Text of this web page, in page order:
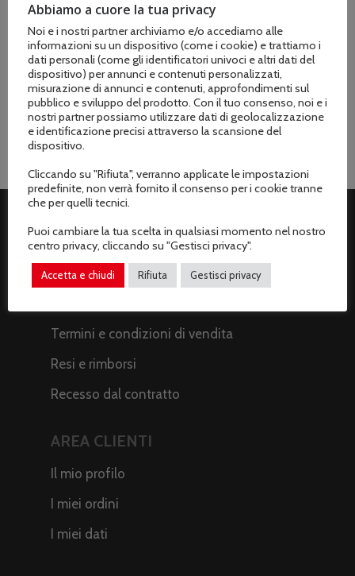
Marchio
Tecnogarden
ASSISTENZA CLIENTI
Spedizioni
Termini e condizioni di vendita
Resi e rimborsi
Recesso dal contratto
AREA CLIENTI
Il mio profilo
I miei ordini
I miei dati
Abbiamo a cuore la tua privacy
Noi e i nostri partner archiviamo e/o accediamo alle
informazioni su un dispositivo (come i cookie) e trattiamo i
dati personali (come gli identificatori univoci e altri dati del
dispositivo) per annunci e contenuti personalizzati,
misurazione di annunci e contenuti, approfondimenti sul
pubblico e sviluppo del prodotto. Con il tuo consenso, noi e i
nostri partner possiamo utilizzare dati di geolocalizzazione
e identificazione precisi attraverso la scansione del
dispositivo.
Cliccando su "Rifiuta", verranno applicate le impostazioni
predefinite, non verrà fornito il consenso per i cookie tranne
che per quelli tecnici.
Puoi cambiare la tua scelta in qualsiasi momento nel nostro
centro privacy, cliccando su "Gestisci privacy".
Accetta e chiudi Rifiuta Gestisci privacy